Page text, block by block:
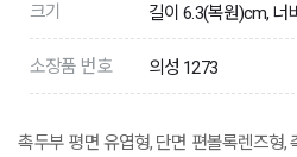
크기 길이 6.3(복원)cm, 너
소장품 번호 의성 1273
촉두부 평면 유엽형, 단면 편볼록렌즈형,